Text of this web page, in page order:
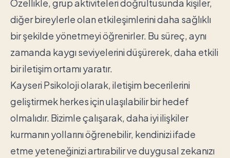
Özellikle, grup aktiviteleri doğrultusunda kişiler,
diğer bireylerle olan etkileşimlerini daha sağlıklı
bir şekilde yönetmeyi öğrenirler. Bu süreç, aynı
zamanda kaygı seviyelerini düşürerek, daha etkili
bir iletişim ortamı yaratır.
Kayseri Psikoloji olarak, iletişim becerilerini
geliştirmek herkes için ulaşılabilir bir hedef
olmalıdır. Bizimle çalışarak, daha iyi ilişkiler
kurmanın yollarını öğrenebilir, kendinizi ifade
etme yeteneğinizi artırabilir ve duygusal zekanızı